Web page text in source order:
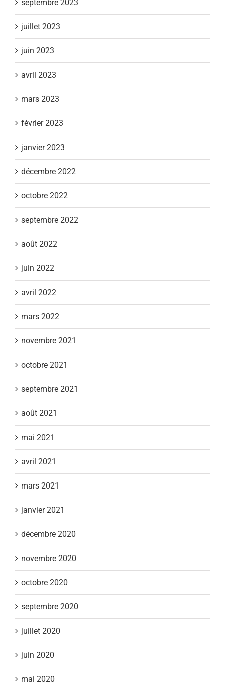
septembre 2023
juillet 2023
juin 2023
avril 2023
mars 2023
février 2023
janvier 2023
décembre 2022
octobre 2022
septembre 2022
août 2022
juin 2022
avril 2022
mars 2022
novembre 2021
octobre 2021
septembre 2021
août 2021
mai 2021
avril 2021
mars 2021
janvier 2021
décembre 2020
novembre 2020
octobre 2020
septembre 2020
juillet 2020
juin 2020
mai 2020